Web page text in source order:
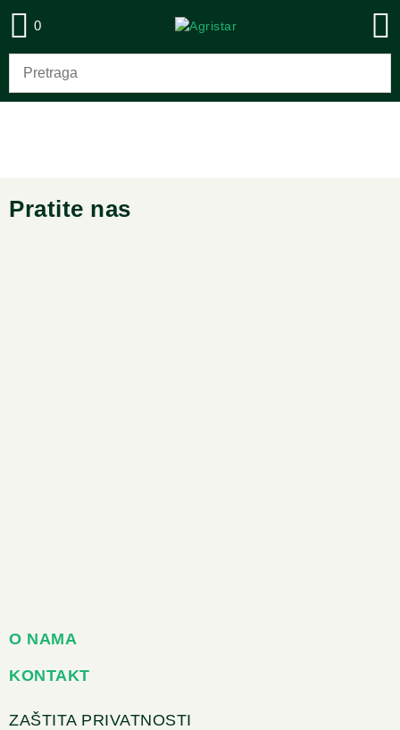
0
Pratite nas
O NAMA
KONTAKT
ZAŠTITA PRIVATNOSTI